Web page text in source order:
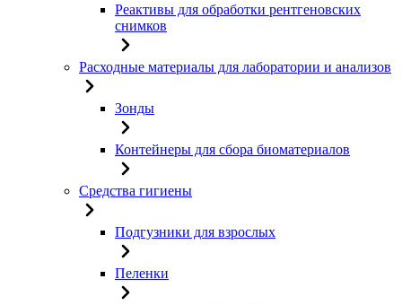
Реактивы для обработки рентгеновских
снимков
Расходные материалы для лаборатории и анализов
Зонды
Контейнеры для сбора биоматериалов
Средства гигиены
Подгузники для взрослых
Пеленки